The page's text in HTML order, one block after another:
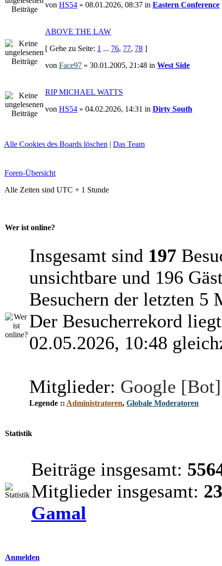
von HS54 » 08.01.2026, 08:37 in Eastern Conference
ABOVE THE LAW
[ Gehe zu Seite: 1 ... 76, 77, 78 ]
von Face97 » 30.01.2005, 21:48 in West Side
RIP MICHAEL WATTS
von HS54 » 04.02.2026, 14:31 in Dirty South
Alle Cookies des Boards löschen | Das Team
Foren-Übersicht
Alle Zeiten sind UTC + 1 Stunde
Wer ist online?
Insgesamt sind 197
unsichtbare und 196
Besuchern der letzten 5
Der Besucherrekord
02.05.2026, 10:48
Mitglieder: Google [Bot]
Legende :: Administratoren, Globale Moderatoren
Statistik
Beiträge insgesamt:
Mitglieder insgesamt:
Gamal
Anmelden